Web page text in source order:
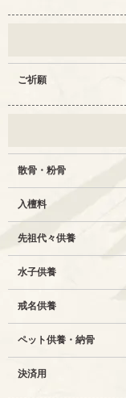
ご祈願
散骨・粉骨
入檀料
先祖代々供養
水子供養
戒名供養
ペット供養・納骨
決済用